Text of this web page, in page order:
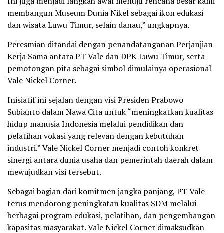
membangun Museum Dunia Nikel sebagai ikon edukasi
dan wisata Luwu Timur, selain danau,” ungkapnya.
Peresmian ditandai dengan penandatanganan Perjanjian
Kerja Sama antara PT Vale dan DPK Luwu Timur, serta
pemotongan pita sebagai simbol dimulainya operasional
Vale Nickel Corner.
Inisiatif ini sejalan dengan visi Presiden Prabowo
Subianto dalam Nawa Cita untuk “meningkatkan kualitas
hidup manusia Indonesia melalui pendidikan dan
pelatihan vokasi yang relevan dengan kebutuhan
industri.” Vale Nickel Corner menjadi contoh konkret
sinergi antara dunia usaha dan pemerintah daerah dalam
mewujudkan visi tersebut.
Sebagai bagian dari komitmen jangka panjang, PT Vale
terus mendorong peningkatan kualitas SDM melalui
berbagai program edukasi, pelatihan, dan pengembangan
kapasitas masyarakat. Vale Nickel Corner dimaksudkan